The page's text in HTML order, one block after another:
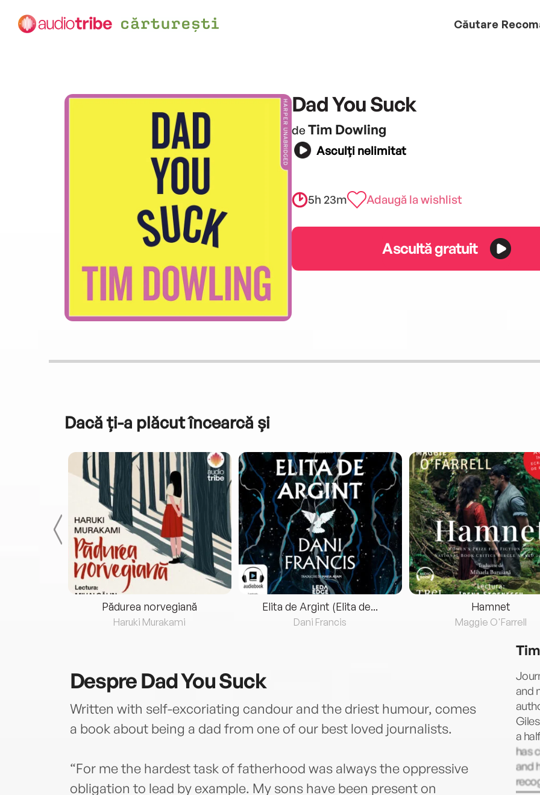
Căutare
Dad You Suck
de Tim Dowling
Asculți nelimitat
5h 23m Adaugă la wishlist
Ascultă gratuit
Dacă ți-a plăcut încearcă și
Pădurea norvegiană
Haruki Murakami
Elita de Argint (Elita de...
Dani Francis
Hamnet
Maggie O'Farrell
DespreDad You Suck
Written with self-excoriating candour and the driest humour, comes
a book about being a dad from one of our best loved journalists.
“For me the hardest task of fatherhood was always the oppressive
obligation to lead by example. My sons have been present on
and
a
has
and